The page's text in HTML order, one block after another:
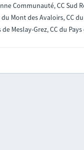
Communauté, CC Sud
Mont des Avaloirs, CC
Meslay-Grez, CC du